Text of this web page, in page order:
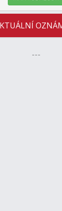
---